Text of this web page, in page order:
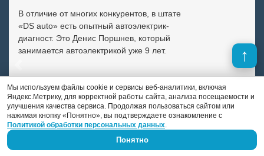
В отличие от многих конкурентов, в штате
«DS auto» есть опытный автоэлектрик-
диагност. Это Денис Поршнев, который
занимается автоэлектрикой уже 9 лет.
Next
Мы используем файлы cookie и сервисы веб-аналитики, включая
Яндекс.Метрику, для корректной работы сайта, анализа посещаемости и
улучшения качества сервиса. Продолжая пользоваться сайтом или
нажимая кнопку «Понятно», вы подтверждаете ознакомление с
Политикой обработки персональных данных.
Понятно